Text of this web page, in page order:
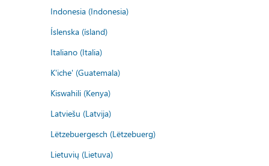
Indonesia (Indonesia)
Íslenska (ísland)
Italiano (Italia)
K'iche' (Guatemala)
Kiswahili (Kenya)
Latviešu (Latvija)
Lëtzebuergesch (Lëtzebuerg)
Lietuvių (Lietuva)